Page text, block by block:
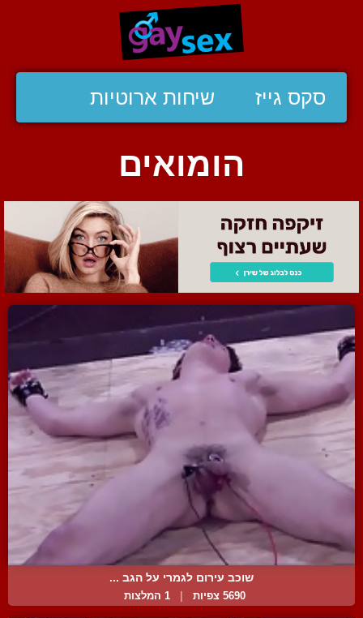
סקס גייז שיחות ארוטיות
הומואים
שוכב עירום לגמרי על הגב ...
5690 צפיות 1 המלצות